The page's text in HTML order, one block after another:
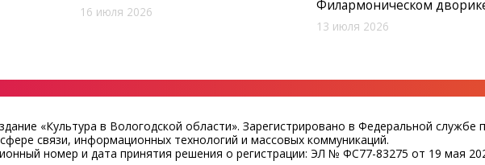
16 июля 2026
Филармоническом
13 июля 2026
«Культура в Вологодской области». Зарегистрировано в Федеральной службе
связи, информационных технологий и массовых коммуникаций.
номер и дата принятия решения о регистрации: ЭЛ № ФС77-83275 от 19 мая